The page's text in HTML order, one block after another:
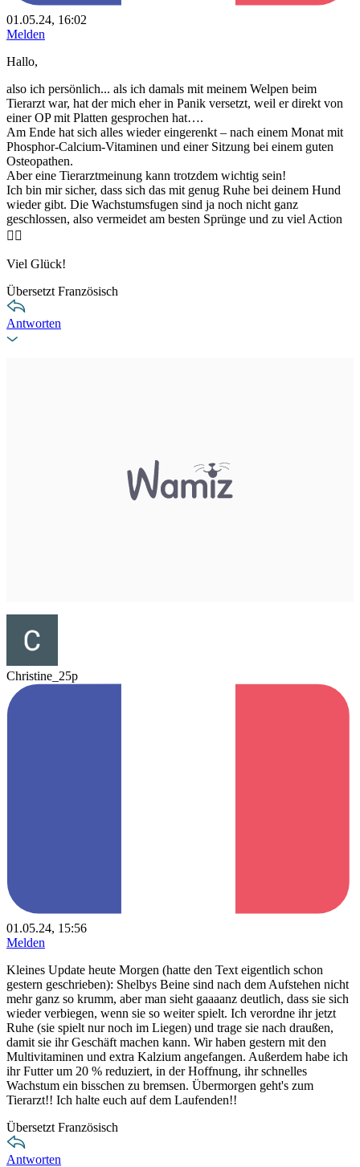
01.05.24, 16:02
Melden
Hallo,
also ich persönlich... als ich damals mit meinem Welpen beim
Tierarzt war, hat der mich eher in Panik versetzt, weil er direkt von
einer OP mit Platten gesprochen hat….
Am Ende hat sich alles wieder eingerenkt – nach einem Monat mit
Phosphor-Calcium-Vitaminen und einer Sitzung bei einem guten
Osteopathen.
Aber eine Tierarztmeinung kann trotzdem wichtig sein!
Ich bin mir sicher, dass sich das mit genug Ruhe bei deinem Hund
wieder gibt. Die Wachstumsfugen sind ja noch nicht ganz
geschlossen, also vermeidet am besten Sprünge und zu viel Action
👍🏻
Viel Glück!
Übersetzt Französisch
Antworten
Christine_25p
01.05.24, 15:56
Melden
Kleines Update heute Morgen (hatte den Text eigentlich schon
gestern geschrieben): Shelbys Beine sind nach dem Aufstehen nicht
mehr ganz so krumm, aber man sieht gaaaanz deutlich, dass sie sich
wieder verbiegen, wenn sie so weiter spielt. Ich verordne ihr jetzt
Ruhe (sie spielt nur noch im Liegen) und trage sie nach draußen,
damit sie ihr Geschäft machen kann. Wir haben gestern mit den
Multivitaminen und extra Kalzium angefangen. Außerdem habe ich
ihr Futter um 20 % reduziert, in der Hoffnung, ihr schnelles
Wachstum ein bisschen zu bremsen. Übermorgen geht's zum
Tierarzt!! Ich halte euch auf dem Laufenden!!
Übersetzt Französisch
Antworten